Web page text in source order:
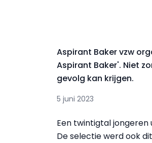
Aspirant Baker vzw
Aspirant Baker'. Niet
gevolg kan krijgen.
5 juni 2023
Een twintigtal jongeren
De selectie werd ook